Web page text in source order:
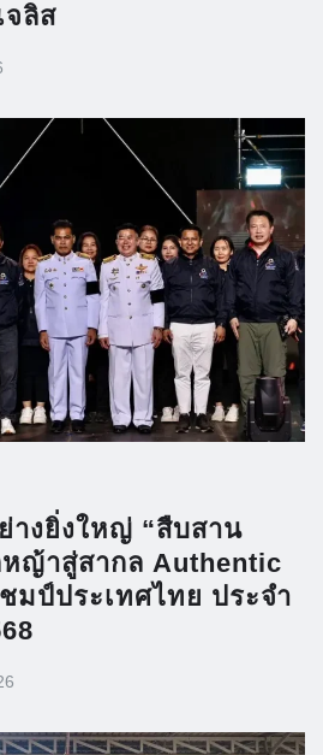
ลิส
งยิ่งใหญ่ “สืบสาน
ญ้าสู่สากล Authentic
มป์ประเทศไทย ประจำ